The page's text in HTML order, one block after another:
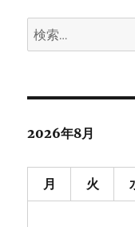
ン
検
索:
2026年8月
月 火